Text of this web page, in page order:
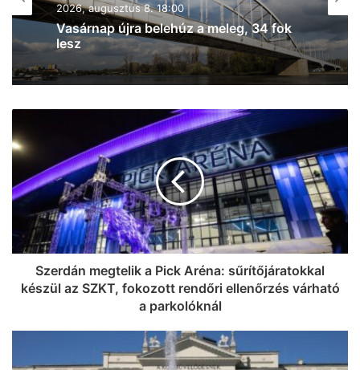
2026, augusztus 8. 17:43
Kigyulladt a tarló Szeged- Baktón –
egyre jobban terjed a tűz (frissítve!)
Szerdán megtelik a Pick Aréna: sűrítőjáratokkal
készül az SZKT, fokozott rendőri ellenőrzés várható
a parkolóknál